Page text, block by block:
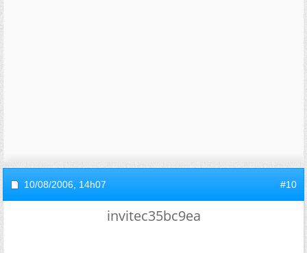
10/08/2006, 14h07 #10
invitec35bc9ea